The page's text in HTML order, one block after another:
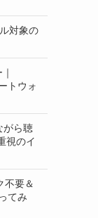
対象の
トウォ
がら聴
視のイ
不要＆
てみ